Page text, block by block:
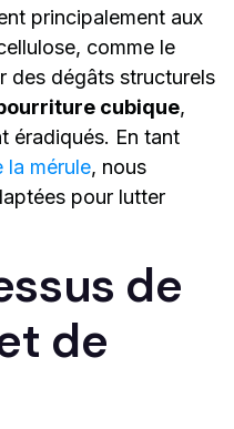
principalement aux
comme le
des dégâts structurels
cubique,
éradiqués. En tant
la mérule, nous
pour lutter
de
de